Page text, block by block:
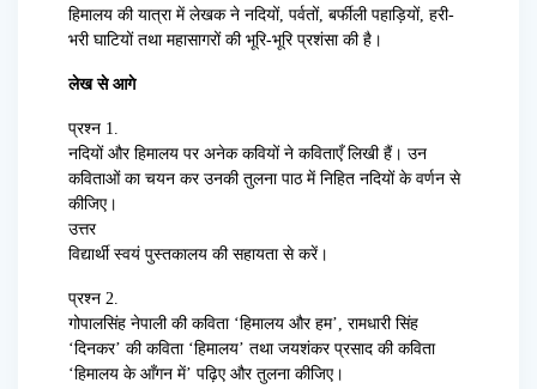
हिमालय की यात्रा में लेखक ने नदियों, पर्वतों, बर्फीली पहाड़ियों, हरी-
भरी घाटियों तथा महासागरों की भूरि-भूरि प्रशंसा की है।
लेख से आगे
प्रश्न 1.
नदियों और हिमालय पर अनेक कवियों ने कविताएँ लिखी हैं। उन
कविताओं का चयन कर उनकी तुलना पाठ में निहित नदियों के वर्णन से
कीजिए।
उत्तर
विद्यार्थी स्वयं पुस्तकालय की सहायता से करें।
प्रश्न 2.
गोपालसिंह नेपाली की कविता ‘हिमालय और हम’, रामधारी सिंह
‘दिनकर’ की कविता ‘हिमालय’ तथा जयशंकर प्रसाद की कविता
‘हिमालय के आँगन में’ पढ़िए और तुलना कीजिए।